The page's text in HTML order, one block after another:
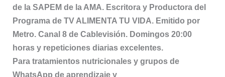
de la SAPEM de la AMA. Escritora y Productora del
Programa de TV ALIMENTA TU VIDA. Emitido por
Metro. Canal 8 de Cablevisión. Domingos 20:00
horas y repeticiones diarias excelentes.
Para tratamientos nutricionales y grupos de
WhatsApp de aprendizaje y